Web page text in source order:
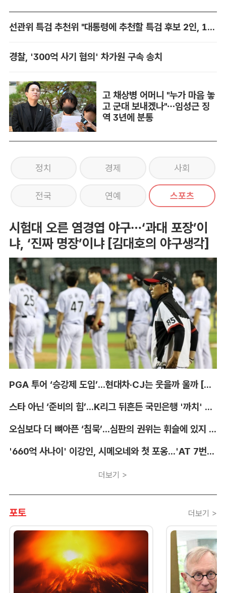
선관위 특검 추천위 "대통령에 추천할 특검 후보 2인, 14일 확정"
경찰, '300억 사기 혐의' 차가원 구속 송치
고 채상병 어머니 "누가 마음 놓
고 군대 보내겠나"…임성근 징
역 3년에 분통
정치 경제 사회
전국 연예 스포츠
시험대 오른 염경엽 야구…‘과대 포장’이
냐, ‘진짜 명장’이냐 [김대호의 야구생각]
PGA 투어 ‘승강제 도입’...현대차·CJ는 웃을까 울까 [박호윤의 IN&OUT]
스타 아닌 ‘준비의 힘’...K리그 뒤흔든 국민은행 '까치' 사단 [이영규의 비욘더매치]
오심보다 더 뼈아픈 ‘침묵’...심판의 권위는 휘슬에 있지 않다 [박순규의 창]
'660억 사나이' 이강인, 시메오네와 첫 포옹...'AT 7번' 데뷔 초읽기
더보기 >
포토 더보기 >